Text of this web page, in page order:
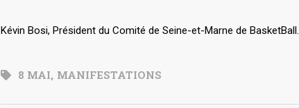
Kévin Bosi, Président du Comité de Seine-et-Marne de BasketBall.
8 MAI, MANIFESTATIONS